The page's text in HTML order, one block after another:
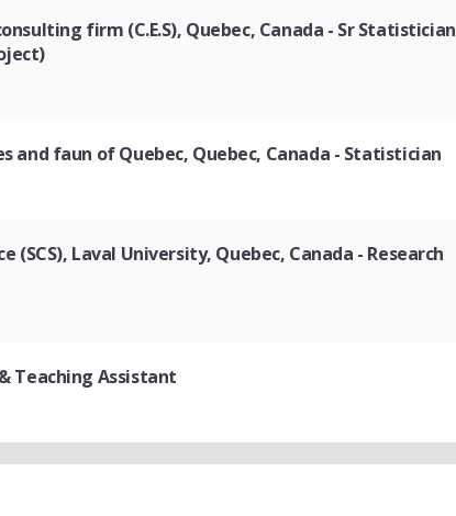
firm (C.E.S), Quebec, Canada - Sr Statistician
and faun of Quebec, Quebec, Canada - Statistician
(SCS), Laval University, Quebec, Canada - Research
Teaching Assistant